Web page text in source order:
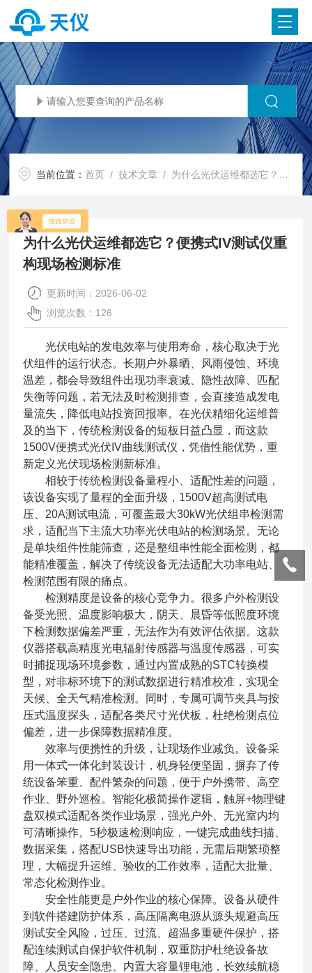
当前位置：首页 /技术文章 / 为什么光伏运维都选它？便携式IV测试仪重构现场检测标准
为什么光伏运维都选它？便携式IV测试仪重
构现场检测标准
更新时间：2026-06-02
浏览次数：126
光伏电站的发电效率与使用寿命，核心取决于光
伏组件的运行状态。长期户外暴晒、风雨侵蚀、环境
温差，都会导致组件出现功率衰减、隐性故障、匹配
失衡等问题，若无法及时检测排查，会直接造成发电
量流失，降低电站投资回报率。在光伏精细化运维普
及的当下，传统检测设备的短板日益凸显，而这款
1500V便携式光伏IV曲线测试仪，凭借性能优势，重
新定义光伏现场检测新标准。
相较于传统检测设备量程小、适配性差的问题，
该设备实现了量程的全面升级，1500V超高测试电
压、20A测试电流，可覆盖最大30kW光伏组串检测需
求，适配当下主流大功率光伏电站的检测场景。无论
是单块组件性能筛查，还是整组串性能全面检测，都
能精准覆盖，解决了传统设备无法适配大功率电站、
检测范围有限的痛点。
检测精度是设备的核心竞争力。很多户外检测设
备受光照、温度影响极大，阴天、晨昏等低照度环境
下检测数据偏差严重，无法作为有效评估依据。这款
仪器搭载高精度光电辐射传感器与温度传感器，可实
时捕捉现场环境参数，通过内置成熟的STC转换模
型，对非标环境下的测试数据进行精准校准，实现全
天候、全天气精准检测。同时，专属可调节夹具与按
压式温度探头，适配各类尺寸光伏板，杜绝检测点位
偏差，进一步保障数据精准度。
效率与便携性的升级，让现场作业减负。设备采
用一体式一体化封装设计，机身轻便坚固，摒弃了传
统设备笨重、配件繁杂的问题，便于户外携带、高空
作业、野外巡检。智能化极简操作逻辑，触屏+物理键
盘双模式适配各类作业场景，强光户外、无光室内均
可清晰操作。5秒极速检测响应，一键完成曲线扫描、
数据采集，搭配USB快速导出功能，无需后期繁琐整
理，大幅提升运维、验收的工作效率，适配大批量、
常态化检测作业。
安全性能更是户外作业的核心保障。设备从硬件
到软件搭建防护体系，高压隔离电源从源头规避高压
测试安全风险，过压、过流、超温多重硬件保护，搭
配连续测试自保护软件机制，双重防护杜绝设备故
障、人员安全隐患。内置大容量锂电池，长效续航稳